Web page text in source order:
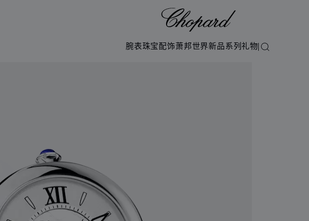
腕表珠宝配饰萧邦世界新品系列礼物搜索